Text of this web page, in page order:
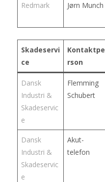
Redmark Jørn Munch
Skadeservi
ce
Kontaktpe
rson
Dansk
Industri &
Skadeservic
e
Flemming
Schubert
Dansk
Industri &
Skadeservic
e
Akut-
telefon